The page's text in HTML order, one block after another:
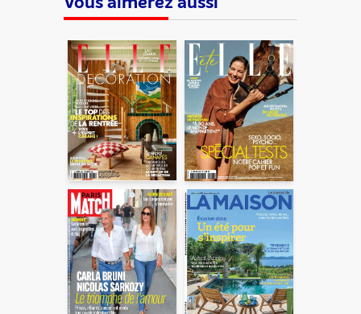
ENVOYER
En partageant du contenu, vous acceptez que ces
informations soient traitées par ADLPartner (groupe
Dékuple), responsable de traitement, pour donner suite à
votre demande de recommandation auprès de votre ami.
Vous certifiez également ne pas envoyer d’email indésirable.
Votre adresse email et celle de votre ami ne sont utilisées que
pour cet envoi à la suite duquel elles seront
automatiquement supprimées. Pour en savoir plus, consultez
notre rubrique "Données personnelles".